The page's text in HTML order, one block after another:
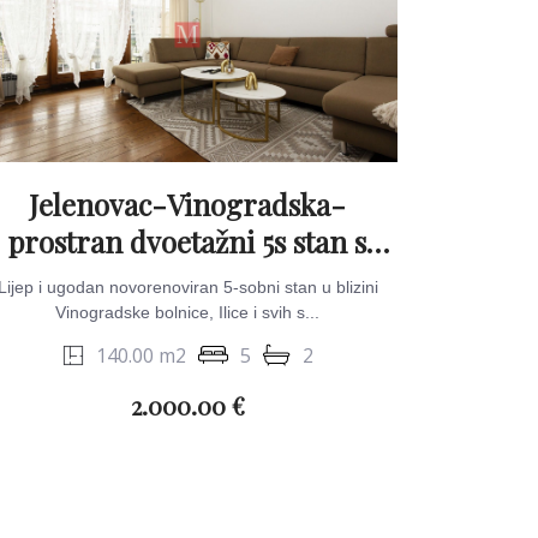
Jelenovac-Vinogradska-
prostran dvoetažni 5s stan s
balkonima
i ugodan novorenoviran 5-sobni stan u blizini
Vinogradske bolnice, Ilice i svih s...
140.00 m2 5 2
2.000.00 €